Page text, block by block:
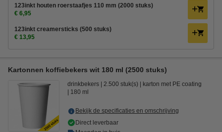
123inkt houten roerstaafjes 110 mm (2000 stuks)
€ 6,95
123inkt creamersticks (500 stuks)
€ 13,95
Kartonnen koffiebekers wit 180 ml (2500 stuks)
drinkbekers 2.500 stuk(s)
karton met PE coating
180 ml
Bekijk de specificaties en omschrijving
Direct leverbaar